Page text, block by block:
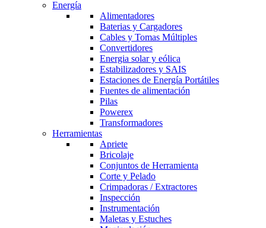
Energía
Alimentadores
Baterias y Cargadores
Cables y Tomas Múltiples
Convertidores
Energia solar y eólica
Estabilizadores y SAIS
Estaciones de Energía Portátiles
Fuentes de alimentación
Pilas
Powerex
Transformadores
Herramientas
Apriete
Bricolaje
Conjuntos de Herramienta
Corte y Pelado
Crimpadoras / Extractores
Inspección
Instrumentación
Maletas y Estuches